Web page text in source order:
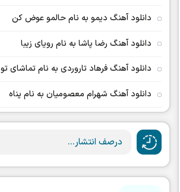
دانلود آهنگ دیمو به نام حالمو عوض کن
دانلود آهنگ رضا پاشا به نام رویای زیبا
دانلود آهنگ فرهاد تاروردی به نام تماشای تو
دانلود آهنگ شهرام معصومیان به نام پناه
درصف انتشار...